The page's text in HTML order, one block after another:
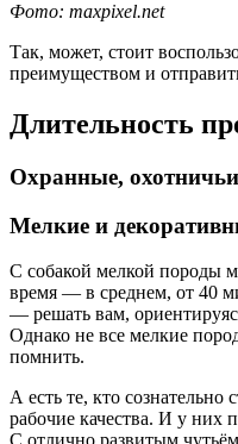
Фото: maxpixel.net
Так, может, стоит
преимуществом и
Длительность
Охранные,
Мелкие и
С собакой мелкой породы
время — в среднем, от 40
— решать вам,
Однако не все мелкие
помнить.
А есть те, кто сознательно
рабочие качества. И у них